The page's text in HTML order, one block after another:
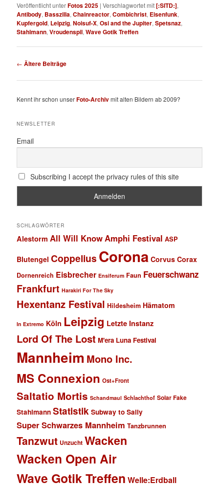
Veröffentlicht unterFotos 2025 |Verschlagwortet mit[:SITD:],
Antibody, Basszilla,Chainreactor,Combichrist, Eisenfunk,
Kupfergold, Leipzig,Noisuf-X,Osi and the Jupiter,Spetsnaz,
Stahlmann,Vroudenspil,Wave Gotik Treffen
Beitragsnavigation
← Ältere Beiträge
Kennt ihr schon unserFoto-Archivmit alten Bildern ab 2009?
NEWSLETTER
Email
Subscribing I accept the privacy rules of this site
SCHLAGWÖRTER
Alestorm All Will KnowAmphi Festival ASP
Blutengel Coppelius Corona Corvus Corax
Dornenreich Eisbrecher Ensiferum Faun Feuerschwanz
Frankfurt Harakiri For The Sky
Hexentanz Festival Hildesheim Hämatom
In Extremo Köln Leipzig Letzte Instanz
Lord Of The Lost M'era Luna Festival
Mannheim Mono Inc.
MS Connexion Ost+Front
Saltatio Mortis Schandmaul Schlachthof Solar Fake
Stahlmann Statistik Subway to Sally
Super Schwarzes Mannheim Tanzbrunnen
Tanzwut Unzucht Wacken
Wacken Open Air
Wave Gotik Treffen Welle:Erdball